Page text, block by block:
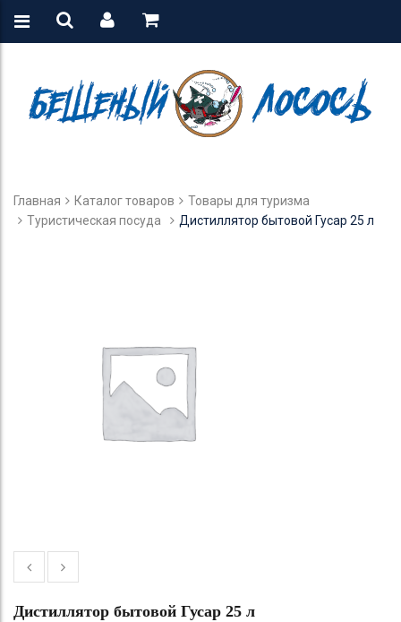
Главная Каталог товаров
Товары для туризма
Туристическая посуда
Дистиллятор бытовой Гусар 25 л
Дистиллятор бытовой Гусар 25 л